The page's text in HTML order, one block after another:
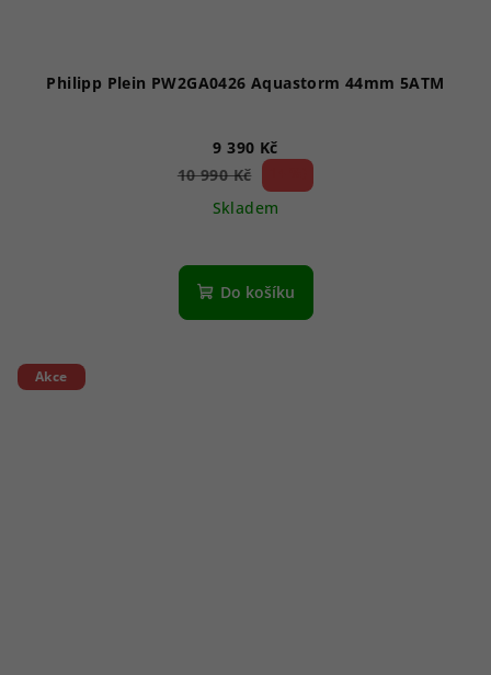
Philipp Plein PW2GA0426 Aquastorm 44mm 5ATM
9 390 Kč
10 990 Kč
Skladem
Do košíku
Akce